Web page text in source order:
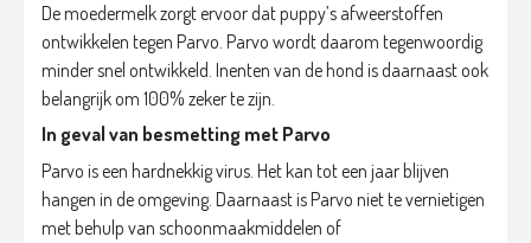
De moedermelk zorgt ervoor dat puppy’s afweerstoffen
ontwikkelen tegen Parvo. Parvo wordt daarom tegenwoordig
minder snel ontwikkeld. Inenten van de hond is daarnaast ook
belangrijk om 100% zeker te zijn.
In geval van besmetting met Parvo
Parvo is een hardnekkig virus. Het kan tot een jaar blijven
hangen in de omgeving. Daarnaast is Parvo niet te vernietigen
met behulp van schoonmaakmiddelen of